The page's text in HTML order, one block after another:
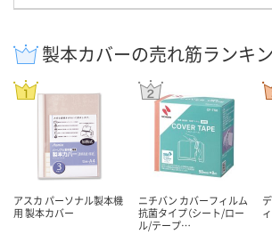
製本カバーの売れ筋ランキ
アスカ パーソナル製本機
用 製本カバー
ニチバン カバーフィルム
抗菌タイプ（シート/ロー
ル/テープ…